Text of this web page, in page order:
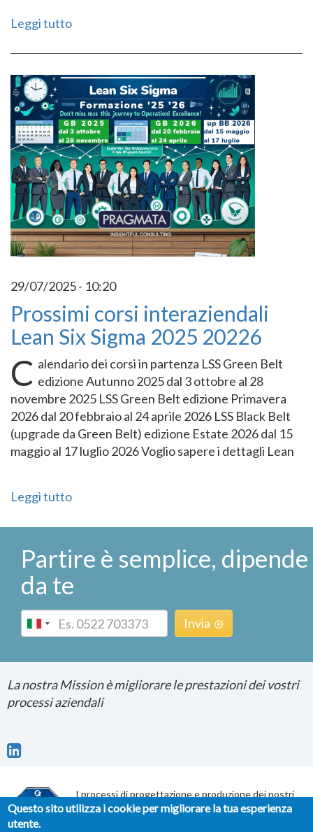
Leggi tutto
29/07/2025 - 10:20
Prossimi corsi interaziendali
Lean Six Sigma 2025 20226
C alendario dei corsi in partenza LSS Green Belt
edizione Autunno 2025 dal 3 ottobre al 28
novembre 2025 LSS Green Belt edizione Primavera
2026 dal 20 febbraio al 24 aprile 2026 LSS Black Belt
(upgrade da Green Belt) edizione Estate 2026 dal 15
maggio al 17 luglio 2026 Voglio sapere i dettagli Lean
Leggi tutto
Partire è semplice, dipende
da te
Phone Invia
La nostra Mission è migliorare le prestazioni dei vostri
processi aziendali
I processi di progettazione e produzione dei nostri
servizi di Consulenza e Formazione sono certificati
Questo sito utilizza i cookie per migliorare la tua esperienza
utente.